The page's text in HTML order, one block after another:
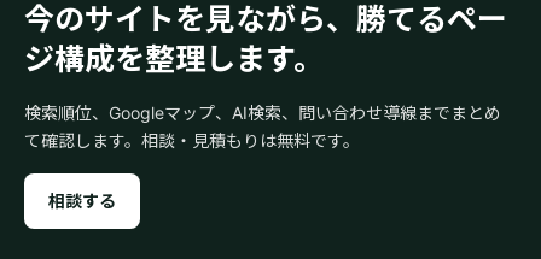
今のサイトを見ながら、勝てるペー
ジ構成を整理します。
検索順位、Googleマップ、AI検索、問い合わせ導線までまとめ
て確認します。相談・見積もりは無料です。
相談する